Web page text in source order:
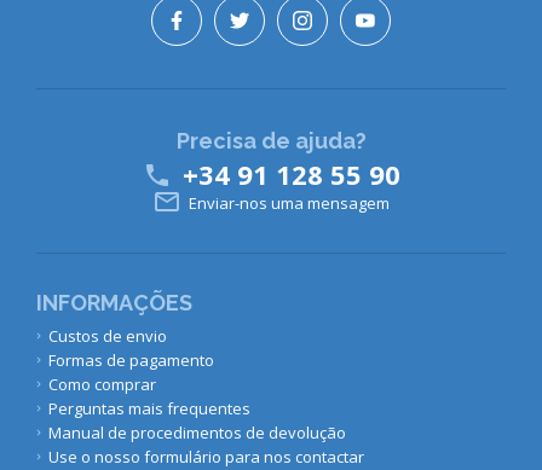
INFORMAÇÕES
Custos de envio
Formas de pagamento
Como comprar
Perguntas mais frequentes
Manual de procedimentos de devolução
Use o nosso formulário para nos contactar
Precisa de ajuda?
 +34 91 128 55 90
 Enviar-nos uma mensagem